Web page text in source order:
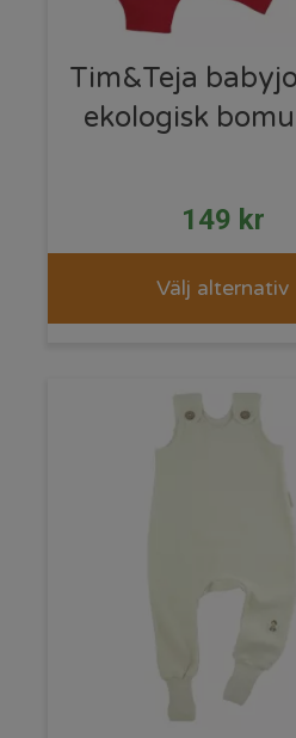
Tim&Teja
ekologisk
149 kr
Välj alternativ